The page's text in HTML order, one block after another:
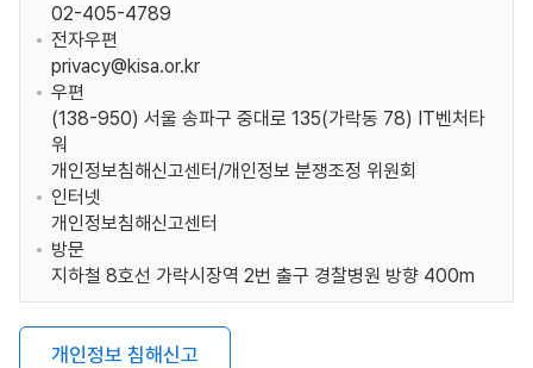
02-405-4789
전자우편
privacy@kisa.or.kr
우편
(138-950) 서울 송파구 중대로 135(가락동 78) IT벤처타
워
개인정보침해신고센터/개인정보 분쟁조정 위원회
인터넷
개인정보침해신고센터
방문
지하철 8호선 가락시장역 2번 출구 경찰병원 방향 400m
개인정보 침해신고